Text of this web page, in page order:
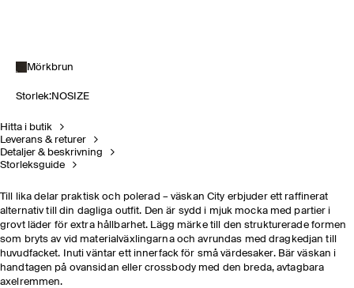
Mörkbrun
Storlek:NOSIZE
Hitta i butik
Leverans & returer
Detaljer & beskrivning
Storleksguide
Till lika delar praktisk och polerad – väskan City erbjuder ett raffinerat
alternativ till din dagliga outfit. Den är sydd i mjuk mocka med partier i
grovt läder för extra hållbarhet. Lägg märke till den strukturerade formen
som bryts av vid materialväxlingarna och avrundas med dragkedjan till
huvudfacket. Inuti väntar ett innerfack för små värdesaker. Bär väskan i
handtagen på ovansidan eller crossbody med den breda, avtagbara
axelremmen.